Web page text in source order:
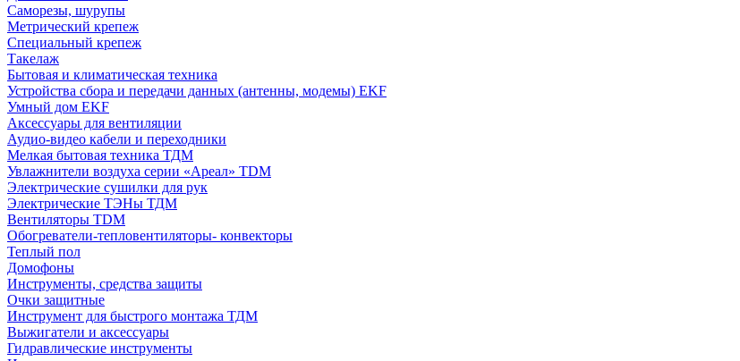
Саморезы, шурупы
Метрический крепеж
Специальный крепеж
Такелаж
Бытовая и климатическая техника
Устройства сбора и передачи данных (антенны, модемы) EKF
Умный дом EKF
Аксессуары для вентиляции
Аудио-видео кабели и переходники
Мелкая бытовая техника ТДМ
Увлажнители воздуха серии «Ареал» TDM
Электрические сушилки для рук
Электрические ТЭНы ТДМ
Вентиляторы TDM
Обогреватели-тепловентиляторы- конвекторы
Теплый пол
Домофоны
Инструменты, средства защиты
Очки защитные
Инструмент для быстрого монтажа ТДМ
Выжигатели и аксессуары
Гидравлические инструменты